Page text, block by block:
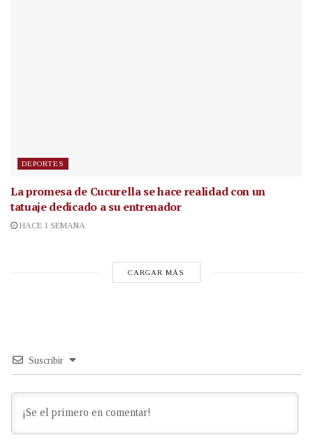
DEPORTES
La promesa de Cucurella se hace realidad con un
tatuaje dedicado a su entrenador
HACE 1 SEMANA
CARGAR MÁS
Suscribir